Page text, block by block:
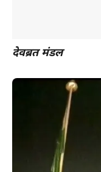
देवब्रत मंडल